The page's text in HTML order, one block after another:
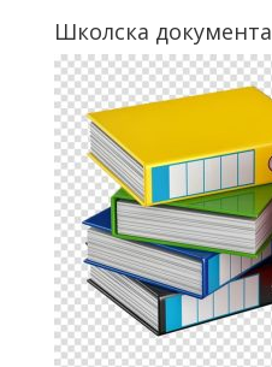
Школска документа